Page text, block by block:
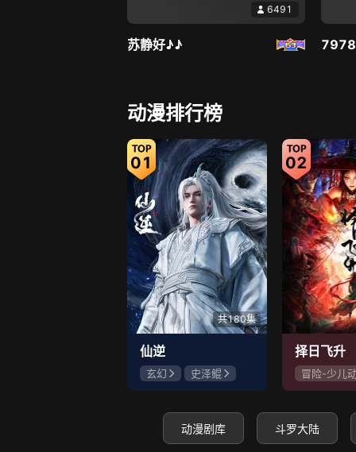
6491
苏静好♪♪
6495
莫妮卡🎤在唱歌 大嘴
动漫排行榜
01
共180集
仙逆
玄幻
史泽鲲
张惠霖
王婧儿
02
择日飞升
冒险-少儿
神怪
动漫剧库 斗罗大陆